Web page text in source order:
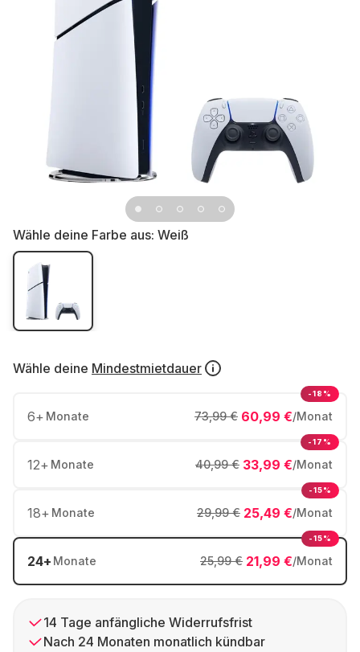
Wähle deine Farbe aus: Weiß
Wähle deine Mindestmietdauer
6+ Monate 60,99 €/Monat
73,99 €
-18%
12+ Monate 33,99 €/Monat
40,99 €
-17%
18+ Monate 25,49 €/Monat
29,99 €
-15%
24+ Monate 21,99 €/Monat
25,99 €
-15%
14 Tage anfängliche Widerrufsfrist
Nach 24 Monaten monatlich kündbar